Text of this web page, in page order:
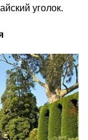
уголок.